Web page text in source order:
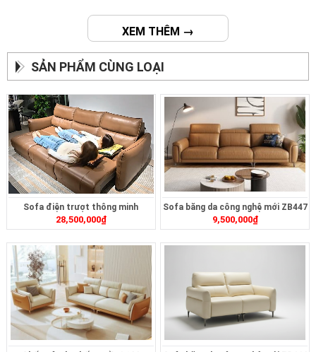
XEM THÊM →
SẢN PHẨM CÙNG LOẠI
Sofa điện trượt thông minh
ZT2628
28,500,000₫
Sofa băng da công nghệ mới ZB447
9,500,000₫